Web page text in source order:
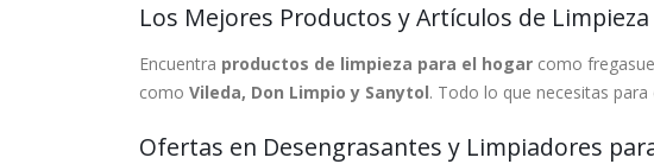
Los Mejores Productos y Artículos de
Encuentra productos de limpieza para el hogar como
como Vileda, Don Limpio y Sanytol. Todo lo que necesitas
Ofertas en Desengrasantes y Limpiadores